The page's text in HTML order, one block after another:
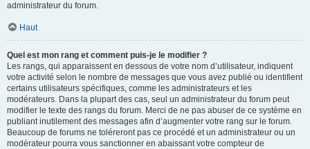
administrateur du forum.
Haut
Quel est mon rang et comment puis-je le modifier ?
Les rangs, qui apparaissent en dessous de votre nom d’utilisateur, indiquent
votre activité selon le nombre de messages que vous avez publié ou identifient
certains utilisateurs spécifiques, comme les administrateurs et les
modérateurs. Dans la plupart des cas, seul un administrateur du forum peut
modifier le texte des rangs du forum. Merci de ne pas abuser de ce système en
publiant inutilement des messages afin d’augmenter votre rang sur le forum.
Beaucoup de forums ne toléreront pas ce procédé et un administrateur ou un
modérateur pourra vous sanctionner en abaissant votre compteur de